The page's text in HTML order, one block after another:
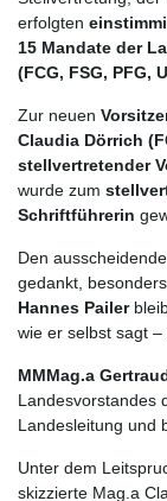
erfolgten
15 Mandate der
(FCG, FSG, PFG,
Zur neuen
Claudia Dörrich
stellvertretender
wurde zum
Schriftführerin
Den
gedankt, besonders
Hannes Pailer
wie er selbst sagt – „
MMMag.a
Landesvorstandes
Landesleitung und
Unter dem
skizzierte Mag.a